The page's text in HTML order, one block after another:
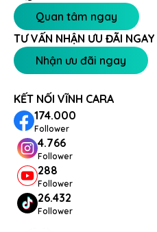
Quan tâm ngay
TƯ VẤN NHẬN ƯU ĐÃI NGAY
Nhận ưu đãi ngay
KẾT NỐI VĨNH CARA
174.000
Follower
4.766
Follower
288
Follower
26.432
Follower